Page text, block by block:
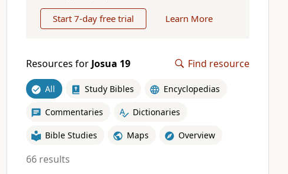
Start 7-day free trial Learn More
Resources for Josua 19 Find resource
All Study Bibles Encyclopedias
Commentaries Dictionaries
Bible Studies Maps Overview
66 results